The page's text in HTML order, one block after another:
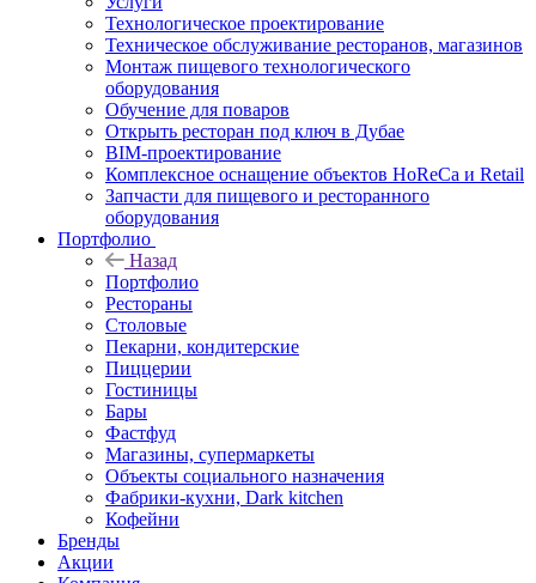
Технологическое проектирование
Техническое обслуживание ресторанов, магазинов
Монтаж пищевого технологического
оборудования
Обучение для поваров
Открыть ресторан под ключ в Дубае
BIM-проектирование
Комплексное оснащение объектов HoReCa и Retail
Запчасти для пищевого и ресторанного
оборудования
Портфолио
Назад
Портфолио
Рестораны
Столовые
Пекарни, кондитерские
Пиццерии
Гостиницы
Бары
Фастфуд
Магазины, супермаркеты
Объекты социального назначения
Фабрики-кухни, Dark kitchen
Кофейни
Бренды
Акции